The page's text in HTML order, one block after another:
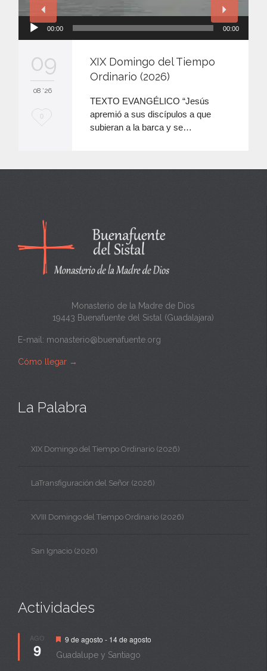
00:00 00:00
09
08 '26
M
n
a
0
XIX Domingo del Tiempo
Ordinario (2026)
TEXTO EVANGÉLICO “Jesús
apremió a sus discípulos a que
subieran a la barca y se…
Monasterio de la Madre de Dios
19443 Buenafuente del Sistal (Guadalajara)
E-mail: monasterio@buenafuente.org
Cómo llegar →
La Palabra
XIX Domingo del Tiempo Ordinario (2026)
LaTransfiguración del Señor (2026)
XVIII Domingo del Tiempo Ordinario (2026)
San Ignacio (2026)
Actividades
AGO
9
Destacado
9 de agosto - 14 de agosto
Guadalupe y Santiago